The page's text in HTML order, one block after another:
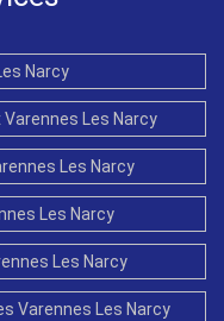
Narcy
Les Narcy
Les Narcy
Les Narcy
Les Narcy
Varennes Les Narcy